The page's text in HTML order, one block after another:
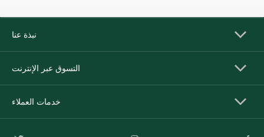
نبذة عنا
التسوق عبر الإنترنت
خدمات العملاء